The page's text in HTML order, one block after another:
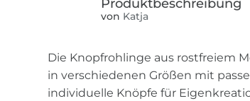
von Katja
Die Knopfrohlinge aus rostfreiem
in verschiedenen Größen mit
individuelle Knöpfe für